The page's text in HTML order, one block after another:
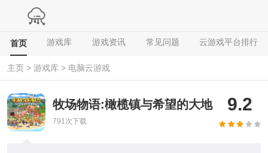
首页 游戏库 游戏资讯 常见问题 云游戏平台排行
主页 > 游戏库 > 电脑云游戏
牧场物语:橄榄镇与希望的大地
中文版专区
791次下载
9.2